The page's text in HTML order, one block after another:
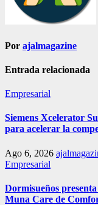
Por ajalmagazine
Entrada relacionada
Empresarial
Siemens Xcelerator
para acelerar la
Ago 6, 2026
Empresarial
Dormisueños
Muna Care de